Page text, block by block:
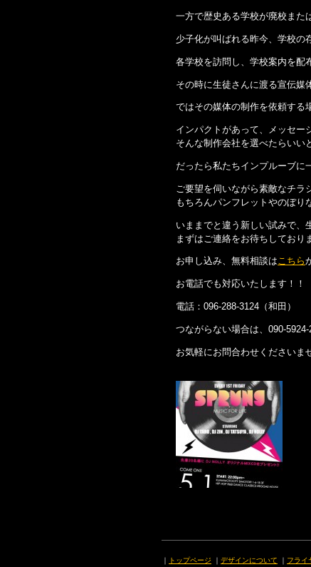
一方で歴史ある学校が廃校また
少子化が叫ばれる昨今、学校の
各学校を訪問し、学校案内を配
その時に生徒さんに渡る宣伝媒
ではその媒体の制作を依頼する
インパクトがあって、メッセー
そんな制作会社を選べたらいい
だったら私たちインプルーブに
ご要望を伺いながら素敵なチラ
もちろんパンフレットやのぼり
いままでと違う新しい試みで、
まずはご連絡をお待ちしており
お申し込み、無料相談はこちら
お電話でも対応いたします！！
電話：096-288-3124（和田）
つながらない場合は、090-
お気軽にお問合わせくださいま
トップページ デザインについて フライ